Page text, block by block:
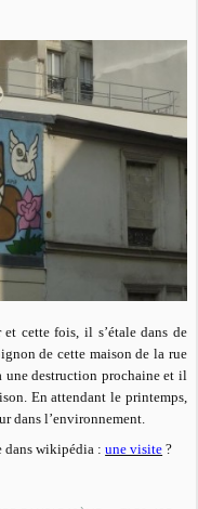
cette fois, il s’étale dans de
de cette maison de la rue
une destruction prochaine et il
En attendant le printemps,
dans l’environnement.
dans wikipédia :une visite ?